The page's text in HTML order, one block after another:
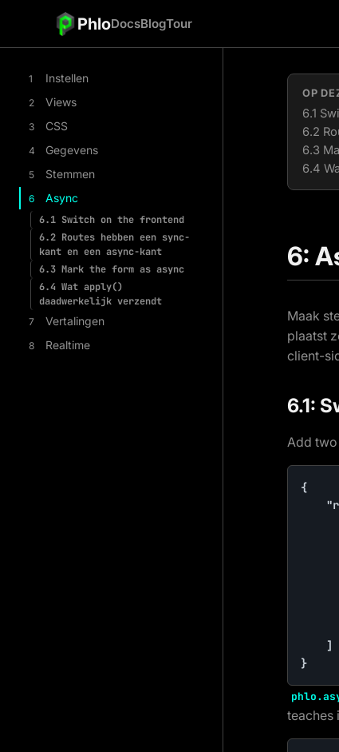
PhloDocsBlogTour
1 Instellen
2 Views
3 CSS
4 Gegevens
5 Stemmen
6 Async
6.1 Switch on the frontend
6.2 Routes hebben een sync-
kant en een async-kant
6.3 Mark the form as async
6.4 Wat apply()
daadwerkelijk verzendt
7 Vertalingen
8 Realtime
OP
6.1
6.2
6.3
6.4
6:
Maak
plaatst
client-
6.1:
Add
{
    ]
}
teaches